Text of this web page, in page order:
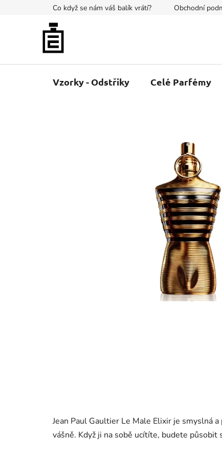
Co když se nám váš balík vrátí? Obchodní
Vzorky - Odstřiky Celé Parfémy
Jean Paul Gaultier Le Male Elixir je smyslná
vášně. Když ji na sobě ucítíte, budete